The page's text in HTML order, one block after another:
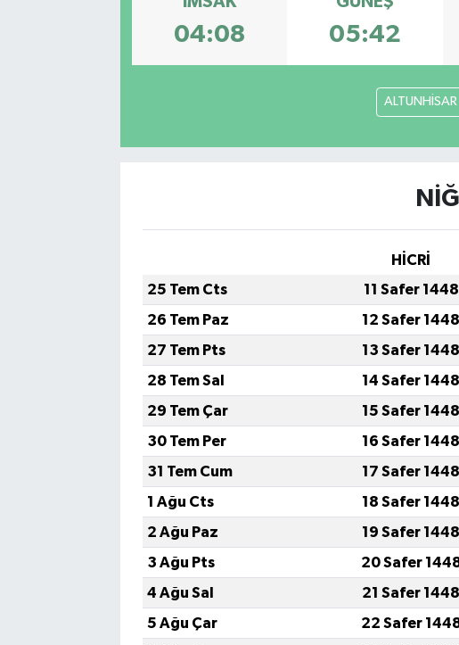
04:08 05:42
ALTUNHİSAR
HİCRİ
25 Tem Cts
11 Safer 1448
26 Tem Paz
12 Safer 1448
27 Tem Pts
13 Safer 1448
28 Tem Sal
14 Safer 1448
29 Tem Çar
15 Safer 1448
30 Tem Per
16 Safer 1448
31 Tem Cum
17 Safer 1448
1 Ağu Cts
18 Safer 1448
2 Ağu Paz
19 Safer 1448
3 Ağu Pts
20 Safer
4 Ağu Sal
21 Safer 1448
5 Ağu Çar
22 Safer